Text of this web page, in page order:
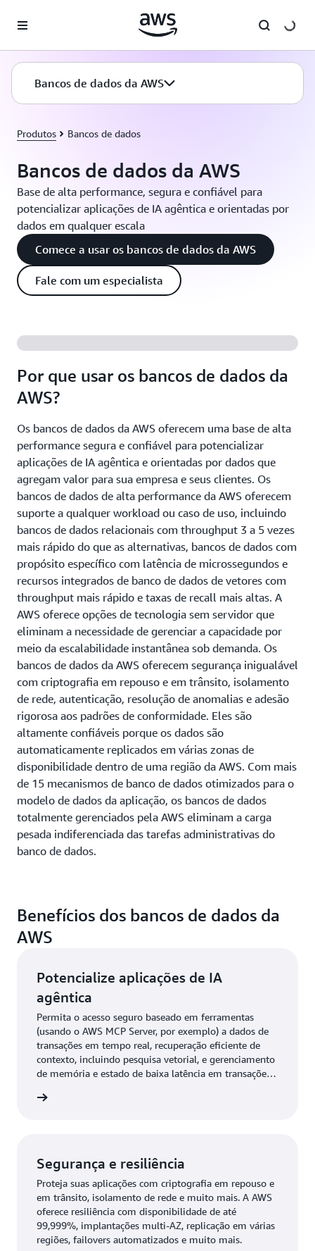
Pular para o conteúdo principal
Bancos de dados da AWS
Produtos Bancos de dados
Bancos de dados da AWS
Base de alta performance, segura e confiável para
potencializar aplicações de IA agêntica e orientadas por
dados em qualquer escala
Comece a usar os bancos de dados da AWS
Fale com um especialista
Por que usar os bancos de dados da
AWS?
Os bancos de dados da AWS oferecem uma base de alta
performance segura e confiável para potencializar
aplicações de IA agêntica e orientadas por dados que
agregam valor para sua empresa e seus clientes. Os
bancos de dados de alta performance da AWS oferecem
suporte a qualquer workload ou caso de uso, incluindo
bancos de dados relacionais com throughput 3 a 5 vezes
mais rápido do que as alternativas, bancos de dados com
propósito específico com latência de microssegundos e
recursos integrados de banco de dados de vetores com
throughput mais rápido e taxas de recall mais altas. A
AWS oferece opções de tecnologia sem servidor que
eliminam a necessidade de gerenciar a capacidade por
meio da escalabilidade instantânea sob demanda. Os
bancos de dados da AWS oferecem segurança inigualável
com criptografia em repouso e em trânsito, isolamento
de rede, autenticação, resolução de anomalias e adesão
rigorosa aos padrões de conformidade. Eles são
altamente confiáveis porque os dados são
automaticamente replicados em várias zonas de
disponibilidade dentro de uma região da AWS. Com mais
de 15 mecanismos de banco de dados otimizados para o
modelo de dados da aplicação, os bancos de dados
totalmente gerenciados pela AWS eliminam a carga
pesada indiferenciada das tarefas administrativas do
banco de dados.
Benefícios dos bancos de dados da
AWS
Potencialize aplicações de IA
agêntica
Permita o acesso seguro baseado em ferramentas
(usando o AWS MCP Server, por exemplo) a dados de
transações em tempo real, recuperação eficiente de
contexto, incluindo pesquisa vetorial, e gerenciamento
de memória e estado de baixa latência em transações
Segurança e resiliência
Proteja suas aplicações com criptografia em repouso e
em trânsito, isolamento de rede e muito mais. A AWS
oferece resiliência com disponibilidade de até
99,999%, implantações multi-AZ, replicação em várias
regiões, failovers automatizados e muito mais.